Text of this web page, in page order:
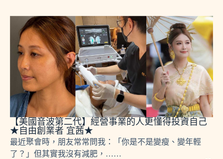
【美國音波第二代】經營事業的人更懂得投資自己
★自由創業者 宜茜★
最近聚會時，朋友常常問我：「你是不是變瘦、變年輕
了？」但其實我沒有減肥，……